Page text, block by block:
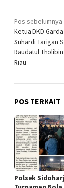
Navigasi
pos
Pos sebelumnya
Ketua DKD
Suhardi Tarigan
Raudatul
Riau
POS TERKAIT
Polsek